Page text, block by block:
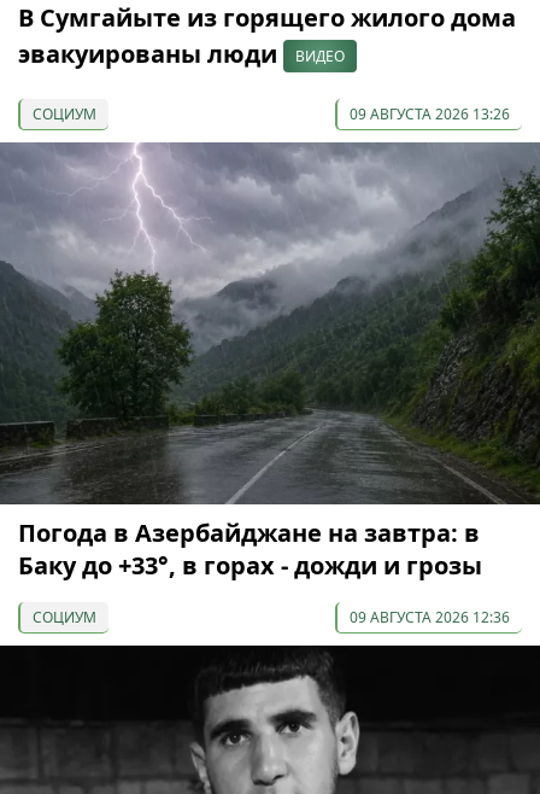
В Сумгайыте из горящего жилого дома
эвакуированы люди
ВИДЕО
СОЦИУМ 09 АВГУСТА 2026 13:26
Погода в Азербайджане на завтра: в
Баку до +33°, в горах - дожди и грозы
СОЦИУМ 09 АВГУСТА 2026 12:36